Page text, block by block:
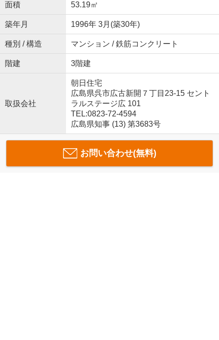
面積 53.19㎡
築年月 1996年 3月(築30年)
種別 / 構造 マンション / 鉄筋コンクリート
階建 3階建
取扱会社
朝日住宅
広島県呉市広古新開７丁目23-15 セント
ラルステージ広 101
TEL:0823-72-4594
広島県知事 (13) 第3683号
お問い合わせ(無料)